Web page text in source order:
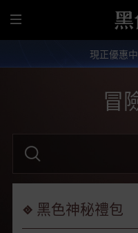
全
部
單
現正優惠
冒
關
鍵
黑色神秘禮包